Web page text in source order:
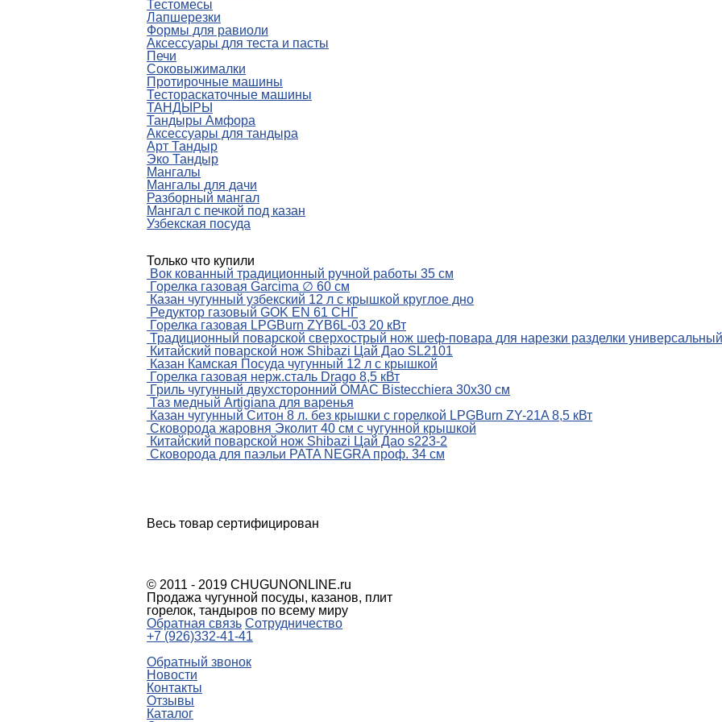
Тестомесы
Лапшерезки
Формы для равиоли
Аксессуары для теста и пасты
Печи
Соковыжималки
Протирочные машины
Тестораскаточные машины
ТАНДЫРЫ
Тандыры Амфора
Аксессуары для тандыра
Арт Тандыр
Эко Тандыр
Мангалы
Мангалы для дачи
Разборный мангал
Мангал с печкой под казан
Узбекская посуда
Только что купили
Вок кованный традиционный ручной работы 35 см
Горелка газовая Garcima ∅ 60 см
Казан чугунный узбекский 12 л с крышкой круглое дно
Редуктор газовый GOK EN 61 СНГ
Горелка газовая LPGBurn ZYB6L-03 20 кВт
Традиционный поварской сверхострый нож шеф-повара для нарезки разделки
Китайский поварской нож Shibazi Цай Дао SL2101
Казан Камская Посуда чугунный 12 л с крышкой
Горелка газовая нерж.сталь Drago 8,5 кВт
Гриль чугунный двухсторонний OMAC Bistecchiera 30x30 см
Таз медный Artigiana для варенья
Казан чугунный Ситон 8 л. без крышки с горелкой LPGBurn ZY-21A 8,5 кВт
Сковорода жаровня Эколит 40 см с чугунной крышкой
Китайский поварской нож Shibazi Цай Дао s223-2
Сковорода для паэльи PATA NEGRA проф. 34 см
Весь товар сертифицирован
© 2011 - 2019 CHUGUNONLINE.ru
Продажа чугунной посуды, казанов, плит
горелок, тандыров по всему миру
Обратная связь Сотрудничество
+7 (926)332-41-41
Обратный звонок
Новости
Контакты
Отзывы
Каталог